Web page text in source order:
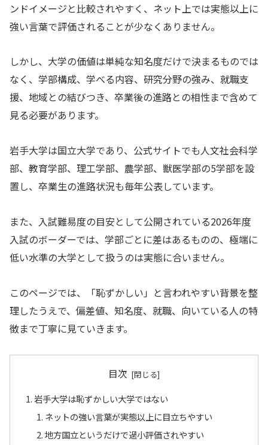
ンドイメージと比較されやすく、ネット上では実態以上に
強い言葉で評価されることが少なくありません。
しかし、大学の価値は単純な知名度だけで決まるものでは
なく、学部構成、学べる内容、研究分野の強み、就職支
援、地域との結びつき、卒業後の進路との相性まで含めて
見る必要があります。
岩手大学は国立大学であり、公式サイトでも人文社会科学
部、教育学部、理工学部、農学部、獣医学部の5学部を設
置し、卒業生の進路状況も毎年公表しています。
また、入試難易度の目安として公開されている2026年度
入試のボーダーでは、学部ごとに差はあるものの、極端に
低い水準の大学として扱うのは実態に合いません。
このページでは、「恥ずかしい」と言われやすい背景を整
理したうえで、偏差値、知名度、就職、向いている人の特
徴まで丁寧に見ていきます。
目次
岩手大学は恥ずかしい大学ではない
ネットの強い言葉が実態以上に目立ちやすい
地方国立というだけで過小評価されやすい